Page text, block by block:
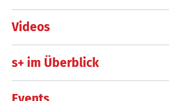
Videos
s+ im Überblick